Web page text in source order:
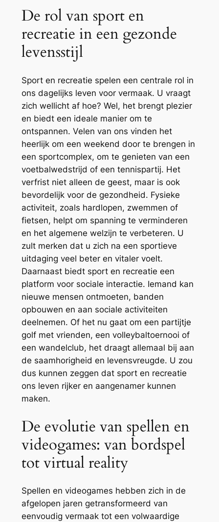
De rol van sport en
recreatie in een gezonde
levensstijl
Sport en recreatie spelen een centrale rol in
ons dagelijks leven voor vermaak. U vraagt
zich wellicht af hoe? Wel, het brengt plezier
en biedt een ideale manier om te
ontspannen. Velen van ons vinden het
heerlijk om een weekend door te brengen in
een sportcomplex, om te genieten van een
voetbalwedstrijd of een tennispartij. Het
verfrist niet alleen de geest, maar is ook
bevordelijk voor de gezondheid. Fysieke
activiteit, zoals hardlopen, zwemmen of
fietsen, helpt om spanning te verminderen
en het algemene welzijn te verbeteren. U
zult merken dat u zich na een sportieve
uitdaging veel beter en vitaler voelt.
Daarnaast biedt sport en recreatie een
platform voor sociale interactie. Iemand kan
nieuwe mensen ontmoeten, banden
opbouwen en aan sociale activiteiten
deelnemen. Of het nu gaat om een partijtje
golf met vrienden, een volleybaltoernooi of
een wandelclub, het draagt allemaal bij aan
de saamhorigheid en levensvreugde. U zou
dus kunnen zeggen dat sport en recreatie
ons leven rijker en aangenamer kunnen
maken.
De evolutie van spellen en
videogames: van bordspel
tot virtual reality
Spellen en videogames hebben zich in de
afgelopen jaren getransformeerd van
eenvoudig vermaak tot een volwaardige